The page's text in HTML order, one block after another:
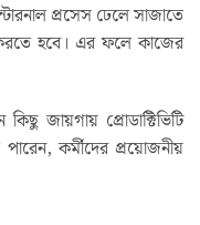
প্রসেস ঢেলে সাজাতে
হবে। এর ফলে কাজের
জায়গায় প্রোডাক্টিভিটি
কর্মীদের প্রয়োজনীয়